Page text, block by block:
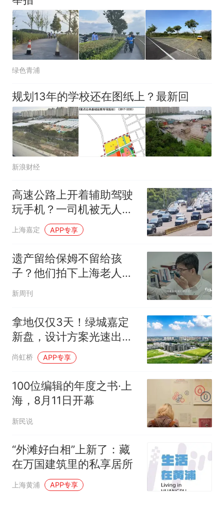
绿色青浦
规划13年的学校还在图纸上？最新回
新浪财经
高速公路上开着辅助驾驶
玩手机？一司机被无人机
抓拍，交警：安全不能托
上海嘉定 APP专享
遗产留给保姆不留给孩
子？他们拍下上海老人最
大胆的尝试
新周刊
拿地仅仅3天！绿城嘉定
新盘，设计方案光速出
炉！
尚虹桥 APP专享
100位编辑的年度之书·上
海，8月11日开幕
新民说
“外滩好白相”上新了：藏
在万国建筑里的私享居所
上海黄浦 APP专享